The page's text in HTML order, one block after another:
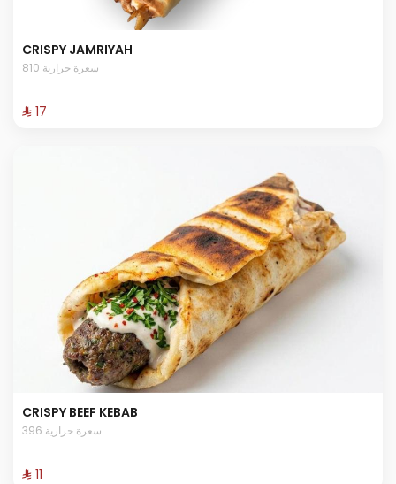
CRISPY JAMRIYAH
810 سعرة حرارية
⁨⁦‪‬ 17⁩
CRISPY BEEF KEBAB
396 سعرة حرارية
⁨⁦‪‬ 11⁩